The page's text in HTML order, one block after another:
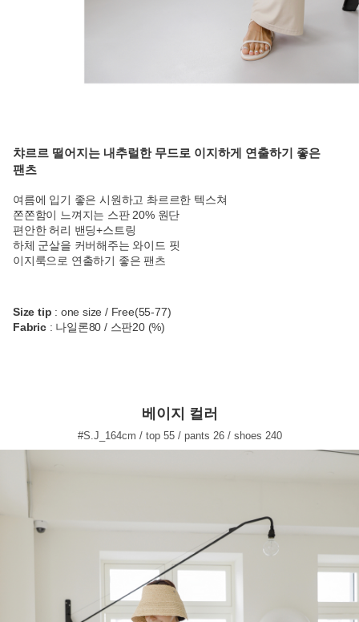
챠르르 떨어지는 내추럴한 무드로 이지하게 연출하기 좋은
팬츠
여름에 입기 좋은 시원하고 촤르르한 텍스쳐
쫀쫀함이 느껴지는 스판 20% 원단
편안한 허리 밴딩+스트링
하체 군살을 커버해주는 와이드 핏
이지룩으로 연출하기 좋은 팬츠
Size tip : one size / Free(55-77)
Fabric: 나일론80 / 스판20 (%)
베이지 컬러
#S.J_164cm / top 55 / pants 26 / shoes 240